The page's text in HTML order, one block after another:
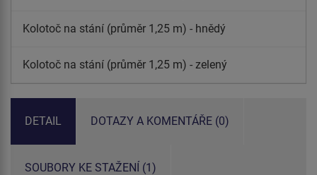
Kolotoč na stání (průměr 1,25 m) - hnědý
Kolotoč na stání (průměr 1,25 m) - zelený
DETAIL DOTAZY A KOMENTÁŘE (0)
SOUBORY KE STAŽENÍ (1)